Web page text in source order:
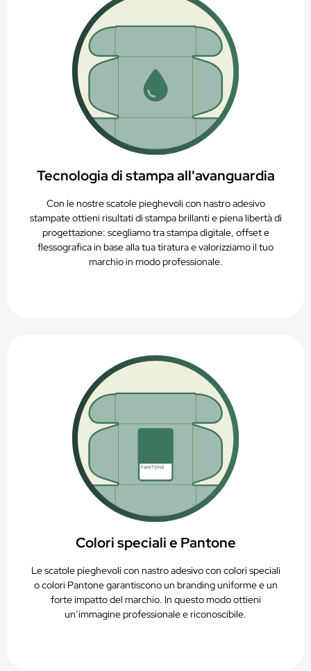
Tecnologia di stampa all'avanguardia
Con le nostre scatole pieghevoli con nastro adesivo
stampate ottieni risultati di stampa brillanti e piena libertà di
progettazione: scegliamo tra stampa digitale, offset e
flessografica in base alla tua tiratura e valorizziamo il tuo
marchio in modo professionale.
Colori speciali e Pantone
Le scatole pieghevoli con nastro adesivo con colori speciali
o colori Pantone garantiscono un branding uniforme e un
forte impatto del marchio. In questo modo ottieni
un’immagine professionale e riconoscibile.